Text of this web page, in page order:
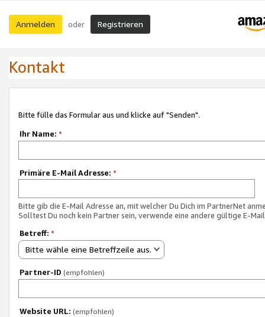
Anmelden oder Registrieren
Kontakt
Bitte fülle das Formular aus und klicke auf "Senden".
Ihr Name: *
Primäre E-Mail Adresse: *
Bitte gib die E-Mail Adresse an, mit welcher Du Dich im PartnerNet
Solltest Du noch kein Partner sein, verwende eine andere gültige E-
Betreff: *
Bitte wähle eine Betreffzeile aus.
Partner-ID (empfohlen)
Website URL: (empfohlen)